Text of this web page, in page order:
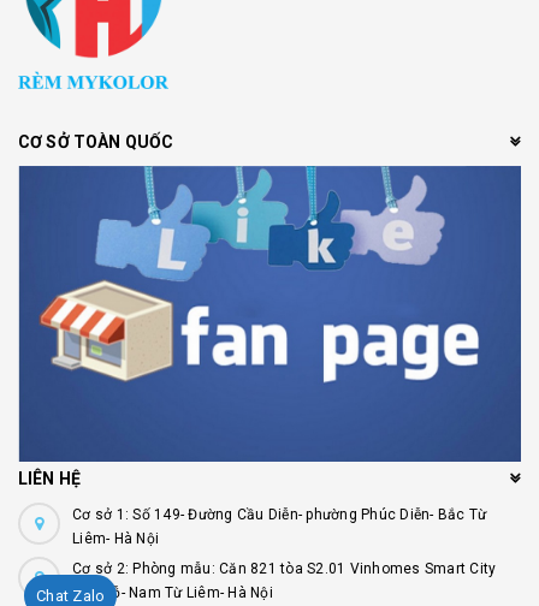
CƠ SỞ TOÀN QUỐC
LIÊN HỆ
Cơ sở 1: Số 149- Đường Cầu Diễn- phường Phúc Diễn- Bắc Từ
Liêm- Hà Nội
Cơ sở 2: Phòng mẫu: Căn 821 tòa S2.01 Vinhomes Smart City
Tây Mỗ- Nam Từ Liêm- Hà Nội
Chat Zalo